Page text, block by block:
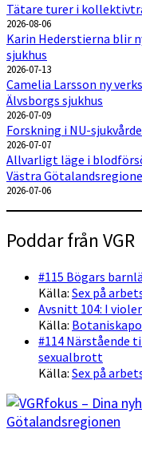
Tätare turer i
2026-08-06
Karin Hederstierna blir
sjukhus
2026-07-13
Camelia Larsson ny
Älvsborgs sjukhus
2026-07-09
Forskning i NU-
2026-07-07
Allvarligt läge i
Västra
2026-07-06
Poddar från VGR
#115 Bögars
Källa: Sex på
Avsnitt 104: I
Källa:
#114 Närstående
sexualbrott
Källa: Sex på